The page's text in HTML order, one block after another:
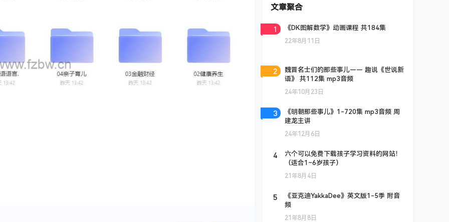
文章聚合
1 《DK图解数学》动画课程 共184集
22年8月11日
2
魏晋名士们的那些事儿—— 趣说《世说新
语》 共112集 mp3音频
24年10月23日
3
《明朝那些事儿》1-720集 mp3音频 周
建龙主讲
24年12月6日
4
六个可以免费下载孩子学习资料的网站！
（适合1~6岁孩子）
21年8月4日
5
《亚克迪YakkaDee》英文版1-5季 附音
频
21年8月8日